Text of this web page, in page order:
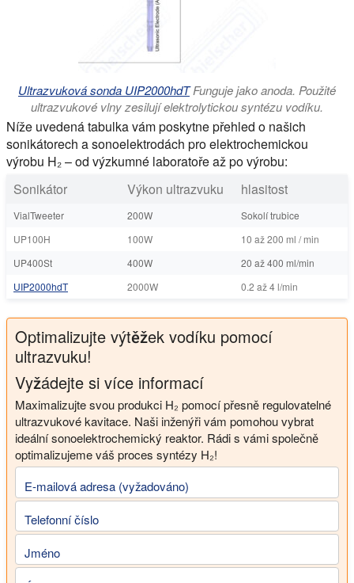
Ultrazvuková sonda UIP2000hdTFunguje jako anoda. Použité
ultrazvukové vlny zesilují elektrolytickou syntézu vodíku.
Níže uvedená tabulka vám poskytne přehled o našich
sonikátorech a sonoelektrodách pro elektrochemickou
výrobu H₂ – od výzkumné laboratoře až po výrobu:
Sonikátor
Výkon ultrazvuku hlasitost
VialTweeter 200W
Sokolí trubice
UP100H
100W
10 až 200 ml / min
UP400St
400W
20 až 400 ml/min
UIP2000hdT
2000W 0.2 až 4 l/min
Optimalizujte výtěžek vodíku pomocí
ultrazvuku!
Vyžádejte si více informací
Maximalizujte svou produkci H₂ pomocí přesně regulovatelné
ultrazvukové kavitace. Naši inženýři vám pomohou vybrat
ideální sonoelektrochemický reaktor. Rádi s vámi společně
optimalizujeme váš proces syntézy H₂!
E-mailová adresa (vyžadováno)
Telefonní číslo
Jméno